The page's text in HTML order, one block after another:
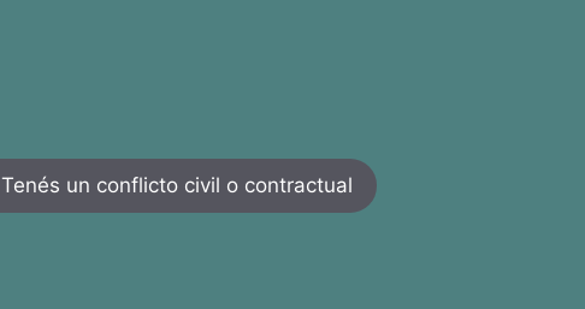
Tenés un conflicto civil o contractual